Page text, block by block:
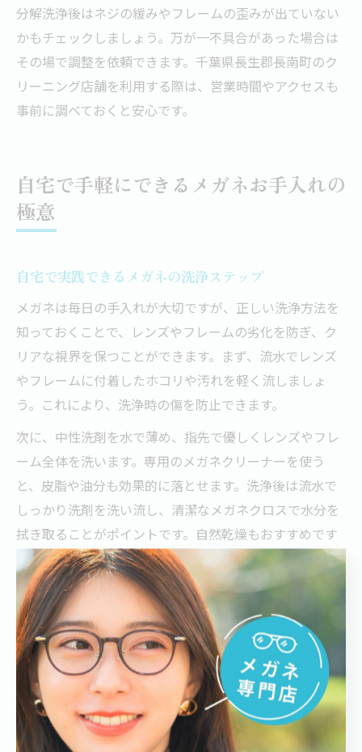
分解洗浄後はネジの緩みやフレームの歪みが出ていない
かもチェックしましょう。万が一不具合があった場合は
その場で調整を依頼できます。千葉県長生郡長南町のク
リーニング店舗を利用する際は、営業時間やアクセスも
事前に調べておくと安心です。
自宅で手軽にできるメガネお手入れの
極意
自宅で実践できるメガネの洗浄ステップ
メガネは毎日の手入れが大切ですが、正しい洗浄方法を
知っておくことで、レンズやフレームの劣化を防ぎ、ク
リアな視界を保つことができます。まず、流水でレンズ
やフレームに付着したホコリや汚れを軽く流しましょ
う。これにより、洗浄時の傷を防止できます。
次に、中性洗剤を水で薄め、指先で優しくレンズやフレ
ーム全体を洗います。専用のメガネクリーナーを使う
と、皮脂や油分も効果的に落とせます。洗浄後は流水で
しっかり洗剤を洗い流し、清潔なメガネクロスで水分を
拭き取ることがポイントです。自然乾燥もおすすめです
が、早く乾かしたい場合は柔らかいクロスで丁寧に拭き
ましょう。
メガネクリーニングを定期的に行うことで、千葉県長生
郡長南町のような環境でも長く愛用できます。特に花粉
や湿気の多い時期は、週に数回の洗浄を心がけると良い
でしょう。
メガネ専用クロスと洗剤の選び方